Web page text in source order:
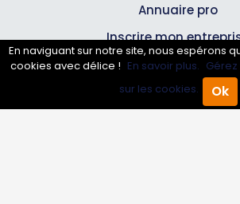
Annuaire Pro Agenda
Annuaire pro
Inscrire mon
Les Abonnements
Infos
En naviguant sur notre site, nous espérons
cookies avec délice ! En savoir plus.
sur les cookies.
Ok